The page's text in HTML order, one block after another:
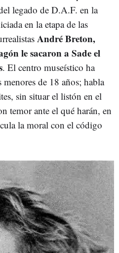
legado de D.A.F. en la
en la etapa de las
André Breton,
le sacaron a Sade el
. El centro museístico ha
de 18 años; habla
sin situar el listón en el
temor ante el qué harán, en
la moral con el código